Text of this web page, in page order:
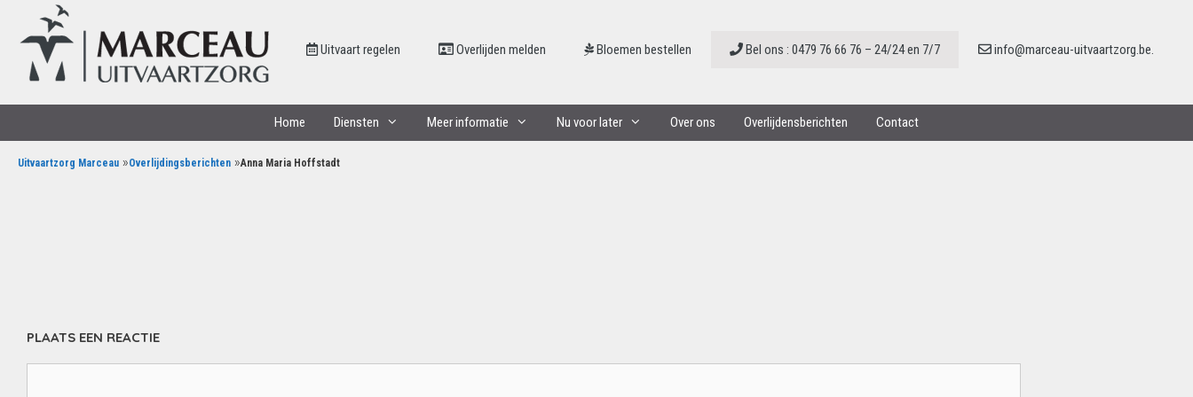
Uitvaart regelen Overlijden melden Bloemen bestellen Bel ons : 0479 76 66 76 – 24/24 en 7/7 info@marceau-uitvaartzorg.be.
Home Diensten Meer informatie Nu voor later Over ons Overlijdensberichten Contact
Uitvaartzorg Marceau »Overlijdingsberichten »Anna Maria Hoffstadt
PLAATS EEN REACTIE